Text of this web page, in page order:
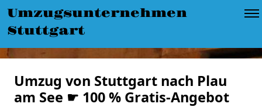
Umzugsunternehmen
Stuttgart
Umzug von Stuttgart nach Plau
am See ☛ 100 % Gratis-Angebot